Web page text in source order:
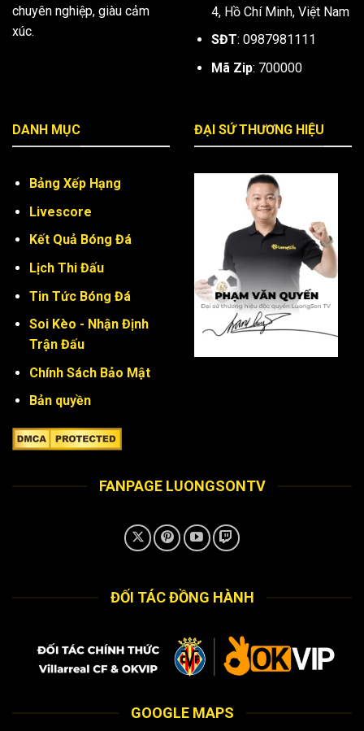
chuyên nghiệp, giàu cảm
xúc.
4, Hồ Chí Minh, Việt Nam
SĐT: 0987981111
Mã Zip: 700000
DANH MỤC
Bảng Xếp Hạng
Livescore
Kết Quả Bóng Đá
Lịch Thi Đấu
Tin Tức Bóng Đá
Soi Kèo - Nhận Định
Trận Đấu
Chính Sách Bảo Mật
Bản quyền
ĐẠI SỨ THƯƠNG HIỆU
FANPAGE LUONGSONTV
ĐỐI TÁC ĐỒNG HÀNH
GOOGLE MAPS